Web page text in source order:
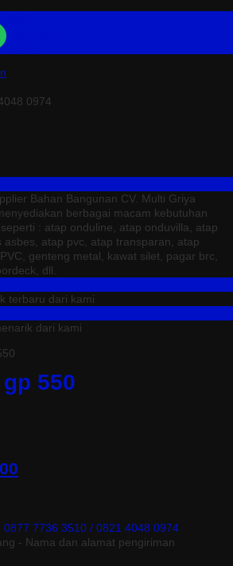
0974
Bahan Bangunan CV. Multi Griya
berbagai macam kebutuhan
: atap onduline, atap onduvilla, atap
asbes, atap pvc, atap transparan, atap
genteng metal, kawat silet, pagar brc,
dll.
terbaru dari kami
dari kami
550
0877 7736 3510 / 0821 4048 0974
- Nama dan alamat pengiriman